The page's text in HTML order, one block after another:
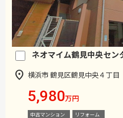
ネオマイム鶴見中央セン
横浜市 鶴見区鶴見中央４丁目
5,980万円
中古マンション リフォーム